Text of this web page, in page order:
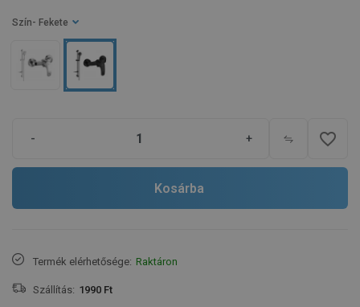
Szín - Fekete
- + favorite_border
Kosárba
Termék elérhetősége: Raktáron
Szállítás: 1990 Ft